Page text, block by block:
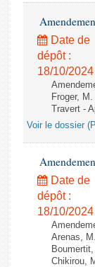
Date de
dépôt :
18/10/2024
Froger,
Travert -
Voir le dossier
Date de
dépôt :
18/10/2024
Arenas,
Chikirou,